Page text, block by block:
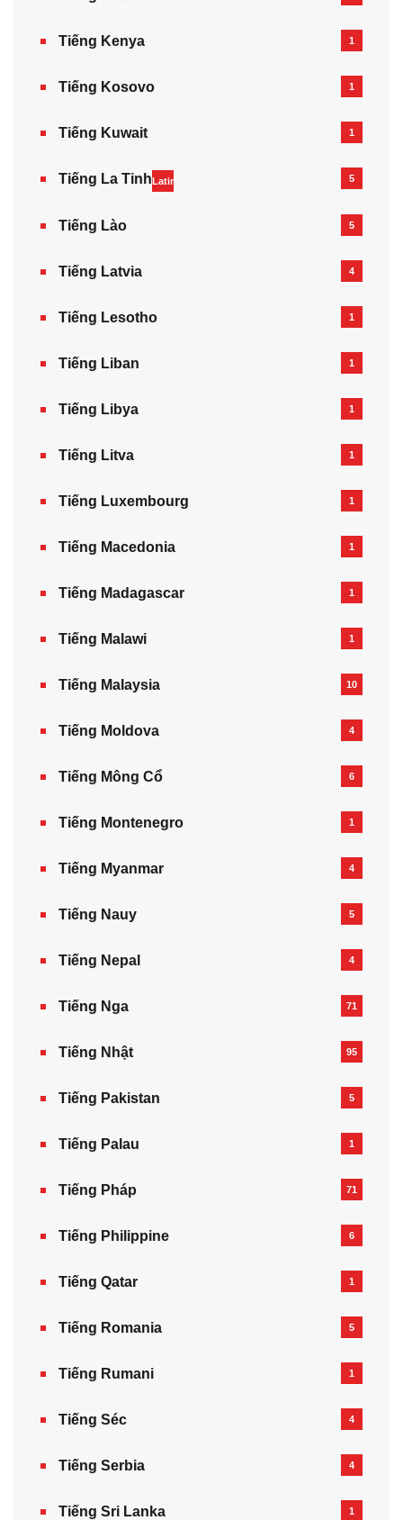
Tiếng Kenya 1
Tiếng Kosovo 1
Tiếng Kuwait 1
Tiếng La TinhLatin 5
Tiếng Lào 5
Tiếng Latvia 4
Tiếng Lesotho 1
Tiếng Liban 1
Tiếng Libya 1
Tiếng Litva 1
Tiếng Luxembourg 1
Tiếng Macedonia 1
Tiếng Madagascar 1
Tiếng Malawi 1
Tiếng Malaysia 10
Tiếng Moldova 4
Tiếng Mông Cổ 6
Tiếng Montenegro 1
Tiếng Myanmar 4
Tiếng Nauy 5
Tiếng Nepal‎ 4
Tiếng Nga 71
Tiếng Nhật 95
Tiếng Pakistan 5
Tiếng Palau 1
Tiếng Pháp 71
Tiếng Philippine 6
Tiếng Qatar 1
Tiếng Romania 5
Tiếng Rumani 1
Tiếng Séc 4
Tiếng Serbia 4
Tiếng Sri Lanka 1